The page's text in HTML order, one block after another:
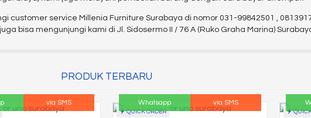
customer service Millenia Furniture Surabaya di nomor 031-99842501 ,
bisa mengunjungi kami di Jl. Sidosermo II / 76 A (Ruko Graha Marina)
PRODUK TERBARU
via SMS
QUICK ORDER
Whatsapp via SMS